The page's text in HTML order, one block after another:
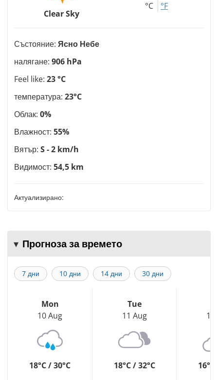
Clear Sky
°C °F
Състояние: Ясно Небе
налягане: 906 hPa
Feel like: 23 °C
температура: 23°C
Облак: 0%
Влажност: 55%
Вятър: S - 2 km/h
Видимост: 54,5 km
Актуализирано:
Прогноза за времето
7 дни 10 дни 14 дни 30 дни
Mon
10 Aug
18°C / 30°C
Tue
11 Aug
18°C / 32°C
12
16°C